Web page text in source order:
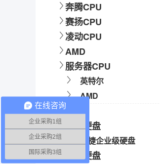
奔腾CPU
赛扬CPU
凌动CPU
AMD
服务器CPU
英特尔
AMD
硬盘
希捷硬盘
希捷企业级硬盘
东芝硬盘
在线咨询
企业采购1组
企业采购2组
国际采购3组